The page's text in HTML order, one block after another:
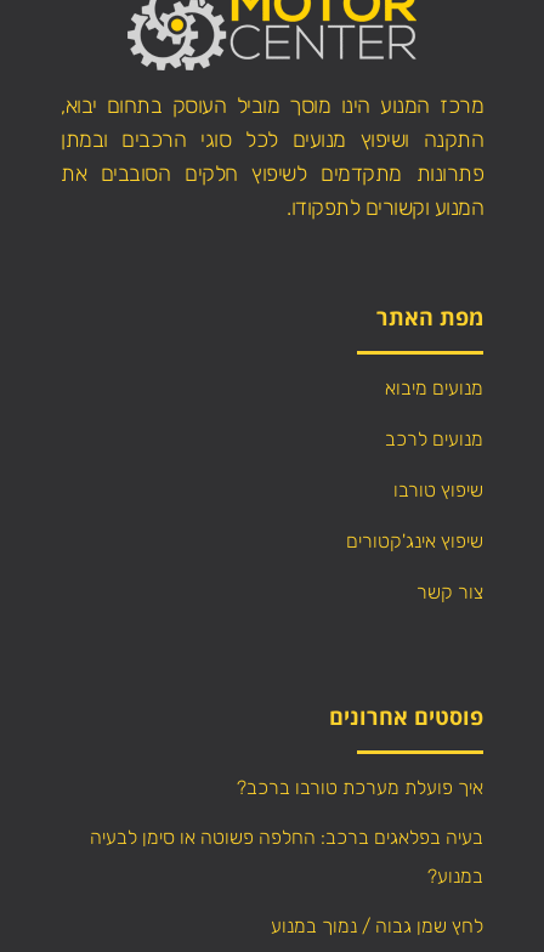
מרכז המנוע הינו מוסך מוביל העוסק בתחום יבוא,
התקנה ושיפוץ מנועים לכל סוגי הרכבים ובמתן
פתרונות מתקדמים לשיפוץ חלקים הסובבים את
המנוע וקשורים לתפקודו.
מפת האתר
מנועים מיבוא
מנועים לרכב
שיפוץ טורבו
שיפוץ אינג'קטורים
צור קשר
פוסטים אחרונים
איך פועלת מערכת טורבו ברכב?
בעיה בפלאגים ברכב: החלפה פשוטה או סימן לבעיה
במנוע?
לחץ שמן גבוה / נמוך במנוע